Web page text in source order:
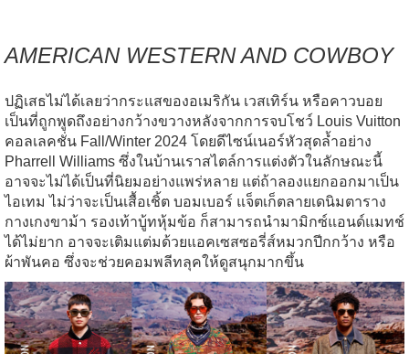
AMERICAN WESTERN AND COWBOY
ปฏิเสธไม่ได้เลยว่ากระแสของอเมริกัน เวสเทิร์น หรือคาวบอย
เป็นที่ถูกพูดถึงอย่างกว้างขวางหลังจากการจบโชว์ Louis Vuitton
คอลเลคชั่น Fall/Winter 2024 โดยดีไซน์เนอร์หัวสุดล้ำอย่าง
Pharrell Williams ซึ่งในบ้านเราสไตล์การแต่งตัวในลักษณะนี้
อาจจะไม่ได้เป็นที่นิยมอย่างแพร่หลาย แต่ถ้าลองแยกออกมาเป็น
ไอเทม ไม่ว่าจะเป็นเสื้อเชิ้ต บอมเบอร์ แจ็ตเก็ตลายเดนิมตาราง
กางเกงขาม้า รองเท้าบู้ทหุ้มข้อ ก็สามารถนำมามิกซ์แอนด์แมทช์
ได้ไม่ยาก อาจจะเติมแต่มด้วยแอคเซสซอรี่ส์หมวกปีกกว้าง หรือ
ผ้าพันคอ ซึ่งจะช่วยคอมพลีทลุคให้ดูสนุกมากขึ้น